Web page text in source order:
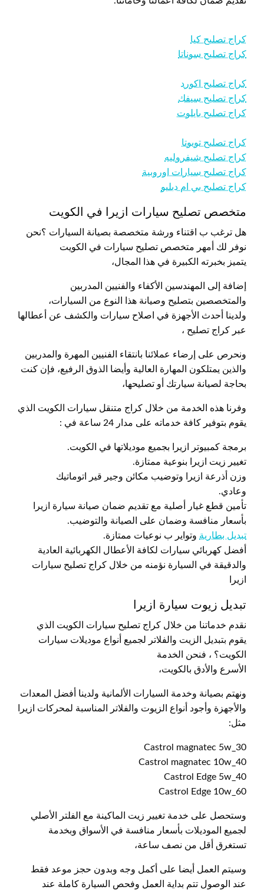
كراج تصليح كيا
كراج تصليح سوناتا
كراج تصليح اكورد
كراج تصليح سيفك
كراج تصليح بايلوت
كراج تصليح تويوتا
كراج تصليح شيفروليه
كراج تصليح سيارات اوروبية
كراج تصليح بي ام دبليو
متخصص تصليح سيارات ازيرا في الكويت
هل ترغب ب اقتناء ورشة متخصصة بصيانة السيارات ؟نحن
نوفر لك أمهر متخصص تصليح سيارات في الكويت
يتميز بخبرته الكبيرة في هذا المجال،
إضافة إلى المهندسين الأكفاء والفنيين المدربين
والمتخصصين بتصليح وصيانة هذا النوع من السيارات،
ولدينا أحدث الأجهزة في اصلاح سيارات والكشف عن أعطالها
عبر كراج تصليح ،
ونحرص على إرضاء عملائنا بانتقاء الفنيين المهرة والمدربين
والذين يمتلكون المهارة العالية وأيضا الذوق الرفيع، فإن كنت
بحاجة لصيانة سيارتك أو تصليحها،
وفرنا هذه الخدمة من خلال كراج متنقل سيارات الكويت الذي
يقوم بتوفير كافة خدماته على مدار 24 ساعة في :
برمجة كمبيوتر ازيرا بجميع موديلاتها في الكويت.
تغيير زيت ازيرا بنوعية ممتازة.
وزن أذرعة ازيرا وتوضيب مكائن وجير قير اتوماتيك
وعادي.
تأمين قطع غيار أصلية مع تقديم ضمان صيانة سيارة ازيرا
بأسعار منافسة وضمان على الصيانة والتوضيب.
تبديل بطارية وتواير ب نوعيات ممتازة.
أفضل كهربائي سيارات لكافة الأعطال الكهربائية العادية
والدقيقة في السيارة نؤمنه من خلال كراج تصليح سيارات
ازيرا
تبديل زيوت سيارة ازيرا
نقدم خدماتنا من خلال كراج تصليح سيارات الكويت الذي
يقوم بتبديل الزيت والفلاتر لجميع أنواع موديلات سيارات
الكويت؟ ، فنحن الخدمة
الأسرع والأدق بالكويت،
ونهتم بصيانة وخدمة السيارات الألمانية ولدينا أفضل المعدات
والأجهزة وأجود أنواع الزيوت والفلاتر المناسبة لمحركات ازيرا
مثل:
Castrol magnatec 5w_30
Castrol magnatec 10w_40
Castrol Edge 5w_40
Castrol Edge 10w_60
وستحصل على خدمة تغيير زيت الماكينة مع الفلتر الأصلي
لجميع الموديلات بأسعار منافسة في الأسواق وبخدمة
تستغرق أقل من نصف ساعة،
وسيتم العمل أيضا على أكمل وجه وبدون حجز موعد فقط
عند الوصول تتم بداية العمل وفحص السيارة كاملة عند